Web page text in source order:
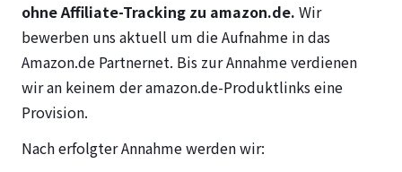
ohne Affiliate-Tracking zu amazon.de. Wir
bewerben uns aktuell um die Aufnahme in das
Amazon.de Partnernet. Bis zur Annahme verdienen
wir an keinem der amazon.de-Produktlinks eine
Provision.
Nach erfolgter Annahme werden wir: